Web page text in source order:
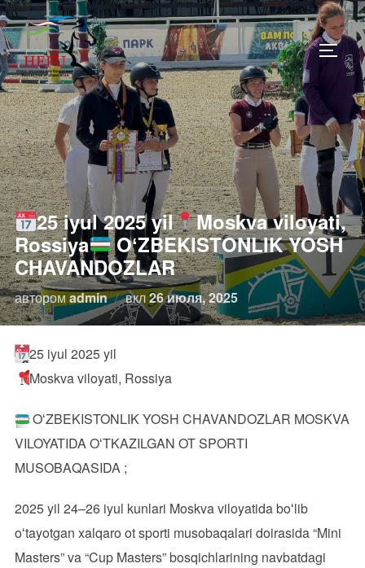
Перейти
к
содержимому
25 iyul 2025 yil
Moskva viloyati,
Rossiya
OʻZBEKISTONLIK YOSH
CHAVANDOZLAR
авторомadmin вклОпубликовано
26 июля, 2025
25 iyul 2025 yil
Moskva viloyati, Rossiya
OʻZBEKISTONLIK YOSH CHAVANDOZLAR MOSKVA
VILOYATIDA OʻTKAZILGAN OT SPORTI
MUSOBAQASIDA ;
2025 yil 24–26 iyul kunlari Moskva viloyatida boʻlib
oʻtayotgan xalqaro ot sporti musobaqalari doirasida “Mini
Masters” va “Cup Masters” bosqichlarining navbatdagi